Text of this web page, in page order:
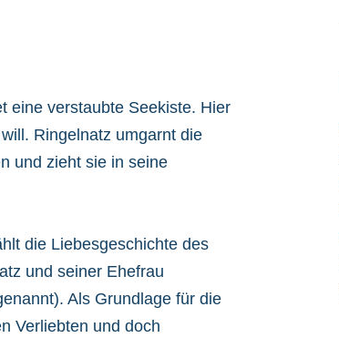
eine verstaubte Seekiste. Hier
Ringelnatz umgarnt die
und zieht sie in seine
die Liebesgeschichte des
und seiner Ehefrau
Als Grundlage für die
Verliebten und doch